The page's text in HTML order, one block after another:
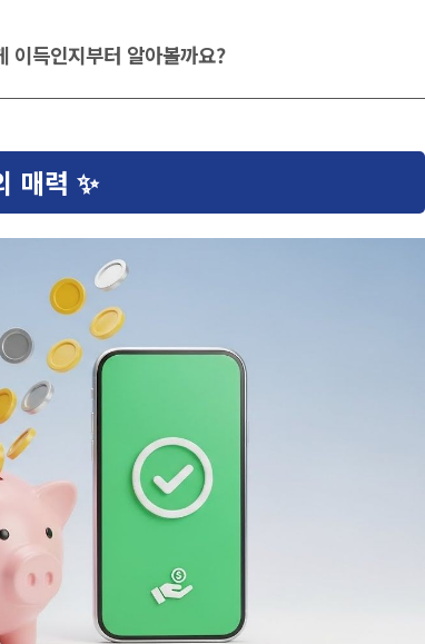
이득인지부터 알아볼까요?
매력 ✨